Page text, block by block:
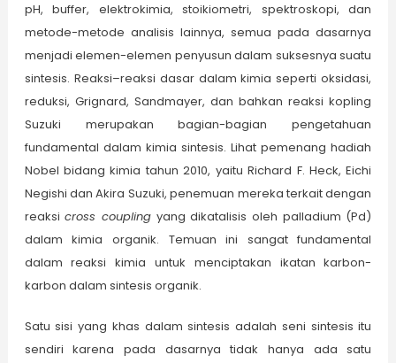
pH, buffer, elektrokimia, stoikiometri, spektroskopi, dan
metode-metode analisis lainnya, semua pada dasarnya
menjadi elemen-elemen penyusun dalam suksesnya suatu
sintesis. Reaksi–reaksi dasar dalam kimia seperti oksidasi,
reduksi, Grignard, Sandmayer, dan bahkan reaksi kopling
Suzuki merupakan bagian-bagian pengetahuan
fundamental dalam kimia sintesis. Lihat pemenang hadiah
Nobel bidang kimia tahun 2010, yaitu Richard F. Heck, Eichi
Negishi dan Akira Suzuki, penemuan mereka terkait dengan
reaksicross couplingyang dikatalisis oleh palladium (Pd)
dalam kimia organik. Temuan ini sangat fundamental
dalam reaksi kimia untuk menciptakan ikatan karbon-
karbon dalam sintesis organik.
Satu sisi yang khas dalam sintesis adalah seni sintesis itu
sendiri karena pada dasarnya tidak hanya ada satu